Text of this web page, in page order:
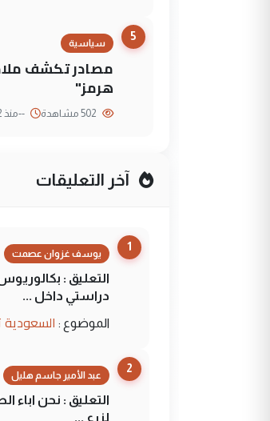
5
سياسية
مصادر تكشف
هرمز"
--منذ 22 ساعة
آخر التعليقات
1
يوسف غزوان عصمت
التعليق :
دراستي داخل ...
الموضوع : السعودية توافق على
2
عبد الأمير جاسم هليل
التعليق : نحن اباء
لزرع ...